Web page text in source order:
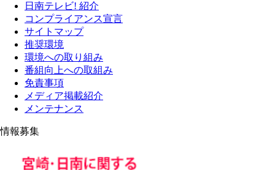
日南テレビ! 紹介
コンプライアンス宣言
サイトマップ
推奨環境
環境への取り組み
番組向上への取組み
免責事項
メディア掲載紹介
メンテナンス
情報募集